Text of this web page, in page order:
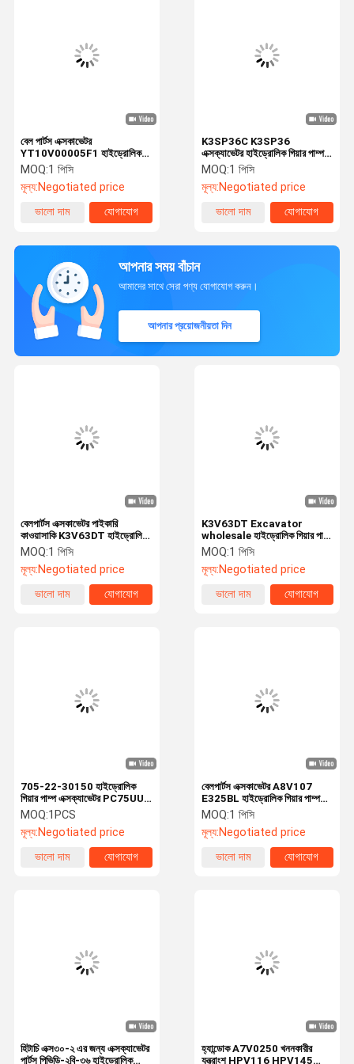
পণ্য আমাদের সম্বন্ধে
বেল পার্টস এক্সকাভেটর
YT10V00005F1 হাইড্রোলিক
গিয়ার পাম্প সমন্বয় FOR TB175
K3SP36C K3SP36
MOQ:1 পিসি
মূল্য:Negotiated price
ভালো দাম
যোগাযোগ
K3SP36C K3SP36
এক্সক্যাভেটর হাইড্রোলিক গিয়ার পাম্প
YT10V00005F1 TB175 এর
জন্য
MOQ:1 পিসি
মূল্য:Negotiated price
ভালো দাম
যোগাযোগ
আপনার সময় বাঁচান
আমাদের সাথে সেরা পণ্য যোগাযোগ করুন।
আপনার প্রয়োজনীয়তা দিন
K3V63DT Excavator
wholesale হাইড্রোলিক গিয়ার পাম্প
HYUNDAI R130-5 R110-5
এর জন্য
MOQ:1 পিসি
মূল্য:Negotiated price
ভালো দাম
যোগাযোগ
বেলপার্টস এক্সকাভেটর পাইকারি
কাওয়াসাকি K3V63DT হাইড্রোলিক
গিয়ার পাম্প HYUNDAI R140-5
R150-5 এর জন্য
MOQ:1 পিসি
মূল্য:Negotiated price
ভালো দাম
যোগাযোগ
বেলপার্টস এক্সকাভেটর A8V107
E325BL হাইড্রোলিক গিয়ার পাম্প
অ্যাসেম্বলি উচ্চ গুণমান
MOQ:1 পিসি
মূল্য:Negotiated price
ভালো দাম
যোগাযোগ
705-22-30150 হাইড্রোলিক
গিয়ার পাম্প এক্সক্যাভেটর PC75UU
PC95R-2 জন্য Assy
MOQ:1PCS
মূল্য:Negotiated price
ভালো দাম
যোগাযোগ
হ্যান্ডোক A7V0250 খননকারীর
যন্ত্রাংশ HPV116 HPV145
হিটাচি এক্স৩০-২ এর জন্য এক্সক্যাভেটর
পার্টস পিভিডি-২বি-৩৬ হাইড্রোলিক